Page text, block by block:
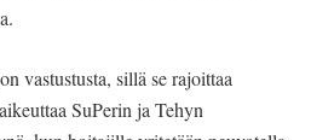
vastustusta, sillä se rajoittaa
SuPerin ja Tehyn